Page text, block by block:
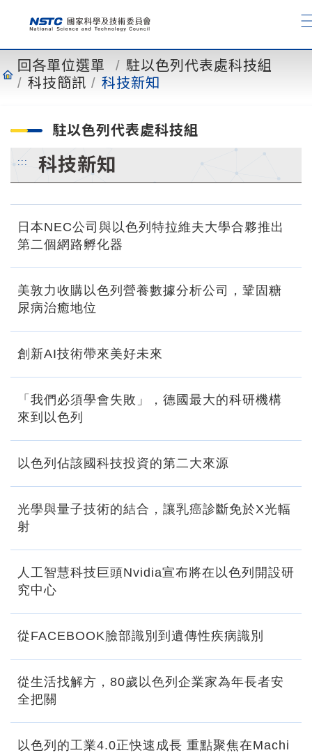
容 回各單位選單
駐以色列代表處科技組
科技簡訊
科技新知
駐以色列代表處科技組
::: 科技新知
日本NEC公司與以色列特拉維夫大學合夥推出
第二個網路孵化器
美敦力收購以色列營養數據分析公司，鞏固糖
尿病治癒地位
創新AI技術帶來美好未來
「我們必須學會失敗」，德國最大的科研機構
來到以色列
以色列佔該國科技投資的第二大來源
光學與量子技術的結合，讓乳癌診斷免於X光輻
射
人工智慧科技巨頭Nvidia宣布將在以色列開設研
究中心
從FACEBOOK臉部識別到遺傳性疾病識別
從生活找解方，80歲以色列企業家為年長者安
全把關
以色列的工業4.0正快速成長 重點聚焦在Machi